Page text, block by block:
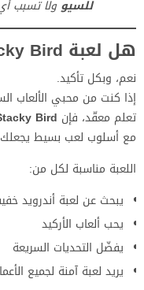
للسيوولا تسبب
هل لعبة Stacky Bird تستحق التجربة؟
نعم، وبكل تأكيد.
إذا كنت من محبي الألعاب
تعلم معقّد، فإن Bird
مع أسلوب لعب بسيط يجعلك
اللعبة مناسبة لكل من:
يبحث عن لعبة أندرويد
يحب ألعاب الأركيد
يفضّل التحديات السريعة
يريد لعبة آمنة لجميع